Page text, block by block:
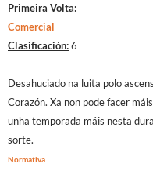
Primeira Volta:
Comercial
Clasificación:6
Desahuciado na luita polo
Corazón. Xa non pode facer
unha temporada máis nesta
sorte.
Normativa